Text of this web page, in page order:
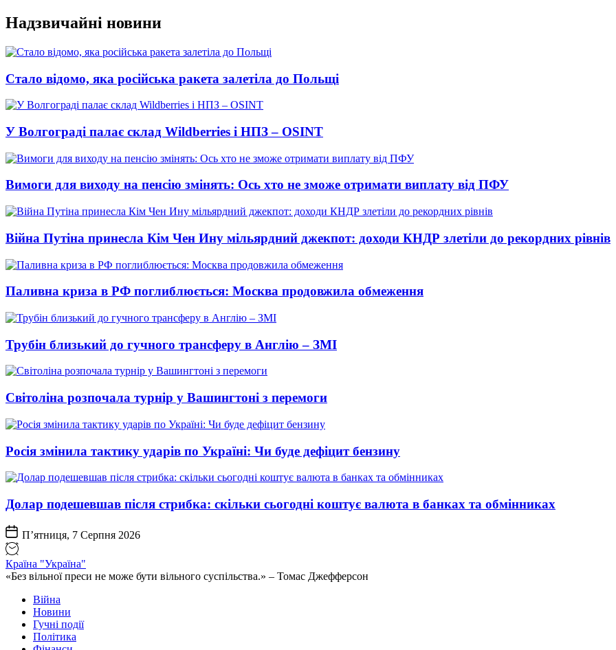
Перейти
до
вмісту
Надзвичайні новини
Стало відомо, яка російська ракета залетіла до Польщі
У Волгограді палає склад Wildberries і НПЗ – OSINT
Вимоги для виходу на пенсію змінять: Ось хто не зможе отримати виплату від ПФУ
Війна Путіна принесла Кім Чен Ину мільярдний джекпот: доходи КНДР злетіли до рекордних рівнів
Паливна криза в РФ поглиблюється: Москва продовжила обмеження
Трубін близький до гучного трансферу в Англію – ЗМІ
Світоліна розпочала турнір у Вашингтоні з перемоги
Росія змінила тактику ударів по Україні: Чи буде дефіцит бензину
Долар подешевшав після стрибка: скільки сьогодні коштує валюта в банках та обмінниках
П’ятниця, 7 Серпня 2026
Країна "Україна"
«Без вільної преси не може бути вільного суспільства.» – Томас Джефферсон
Війна
Новини
Гучні події
Політика